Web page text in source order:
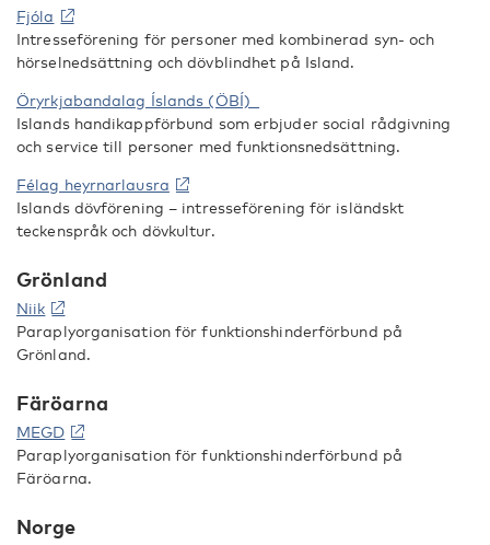
Fjóla
Intresseförening för personer med kombinerad syn- och
hörselnedsättning och dövblindhet på Island.
Öryrkjabandalag Íslands (ÖBÍ)
Islands handikappförbund som erbjuder social rådgivning
och service till personer med funktionsnedsättning.
Félag heyrnarlausra
Islands dövförening – intresseförening för isländskt
teckenspråk och dövkultur.
Grönland
Niik
Paraplyorganisation för funktionshinderförbund på
Grönland.
Färöarna
MEGD
Paraplyorganisation för funktionshinderförbund på
Färöarna.
Norge